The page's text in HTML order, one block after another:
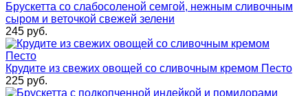
Брускетта со слабосоленой семгой, нежным сливочным
сыром и веточкой свежей зелени
245 руб.
Крудите из свежих овощей со сливочным кремом Песто
225 руб.